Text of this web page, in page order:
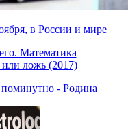
в России и мире
- Родина